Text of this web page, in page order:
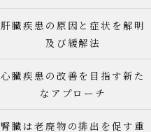
肝臓疾患の原因と症状を解明
及び緩解法
心臓疾患の改善を目指す新た
なアプローチ
腎臓は老廃物の排出を促す重